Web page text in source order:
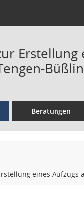
Erstellung
Beratungen
eines Aufzugs